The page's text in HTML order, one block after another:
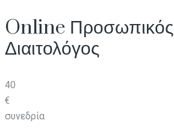
Online Προσωπικός
Διαιτολόγος
40
€
συνεδρία